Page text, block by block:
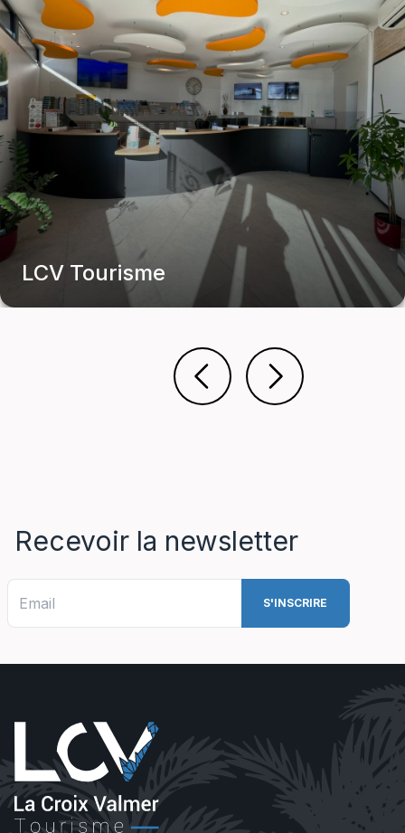
LCV Tourisme
Office de Tourisme
Recevoir la newsletter